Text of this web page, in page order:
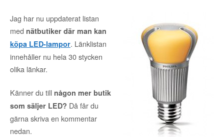
Jag har nu uppdaterat listan
med nätbutiker där man kan
köpa LED-lampor. Länklistan
innehåller nu hela 30 stycken
olika länkar.
Känner du till någon mer butik
som säljer LED? Då får du
gärna skriva en kommentar
nedan.